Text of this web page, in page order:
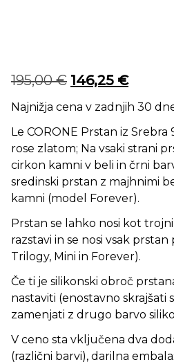
195,00€ Izvirna cena je
146,25 €
Najnižja cena v zadnjih 30
Le CORONE Prstan iz
rose zlatom; Na vsaki strani
cirkon kamni v beli in črni
sredinski prstan z majhnimi
kamni (model Forever).
Prstan se lahko nosi kot
razstavi in se nosi vsak
Trilogy, Mini in Forever).
Če ti je silikonski obroč
nastaviti (enostavno skrajšati
zamenjati z drugo barvo
V ceno sta vključena dva
(različni barvi), darilna